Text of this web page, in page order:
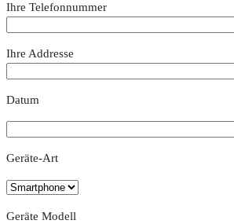
Ihre Telefonnummer
Ihre Addresse
Datum
Geräte-Art
Geräte Modell